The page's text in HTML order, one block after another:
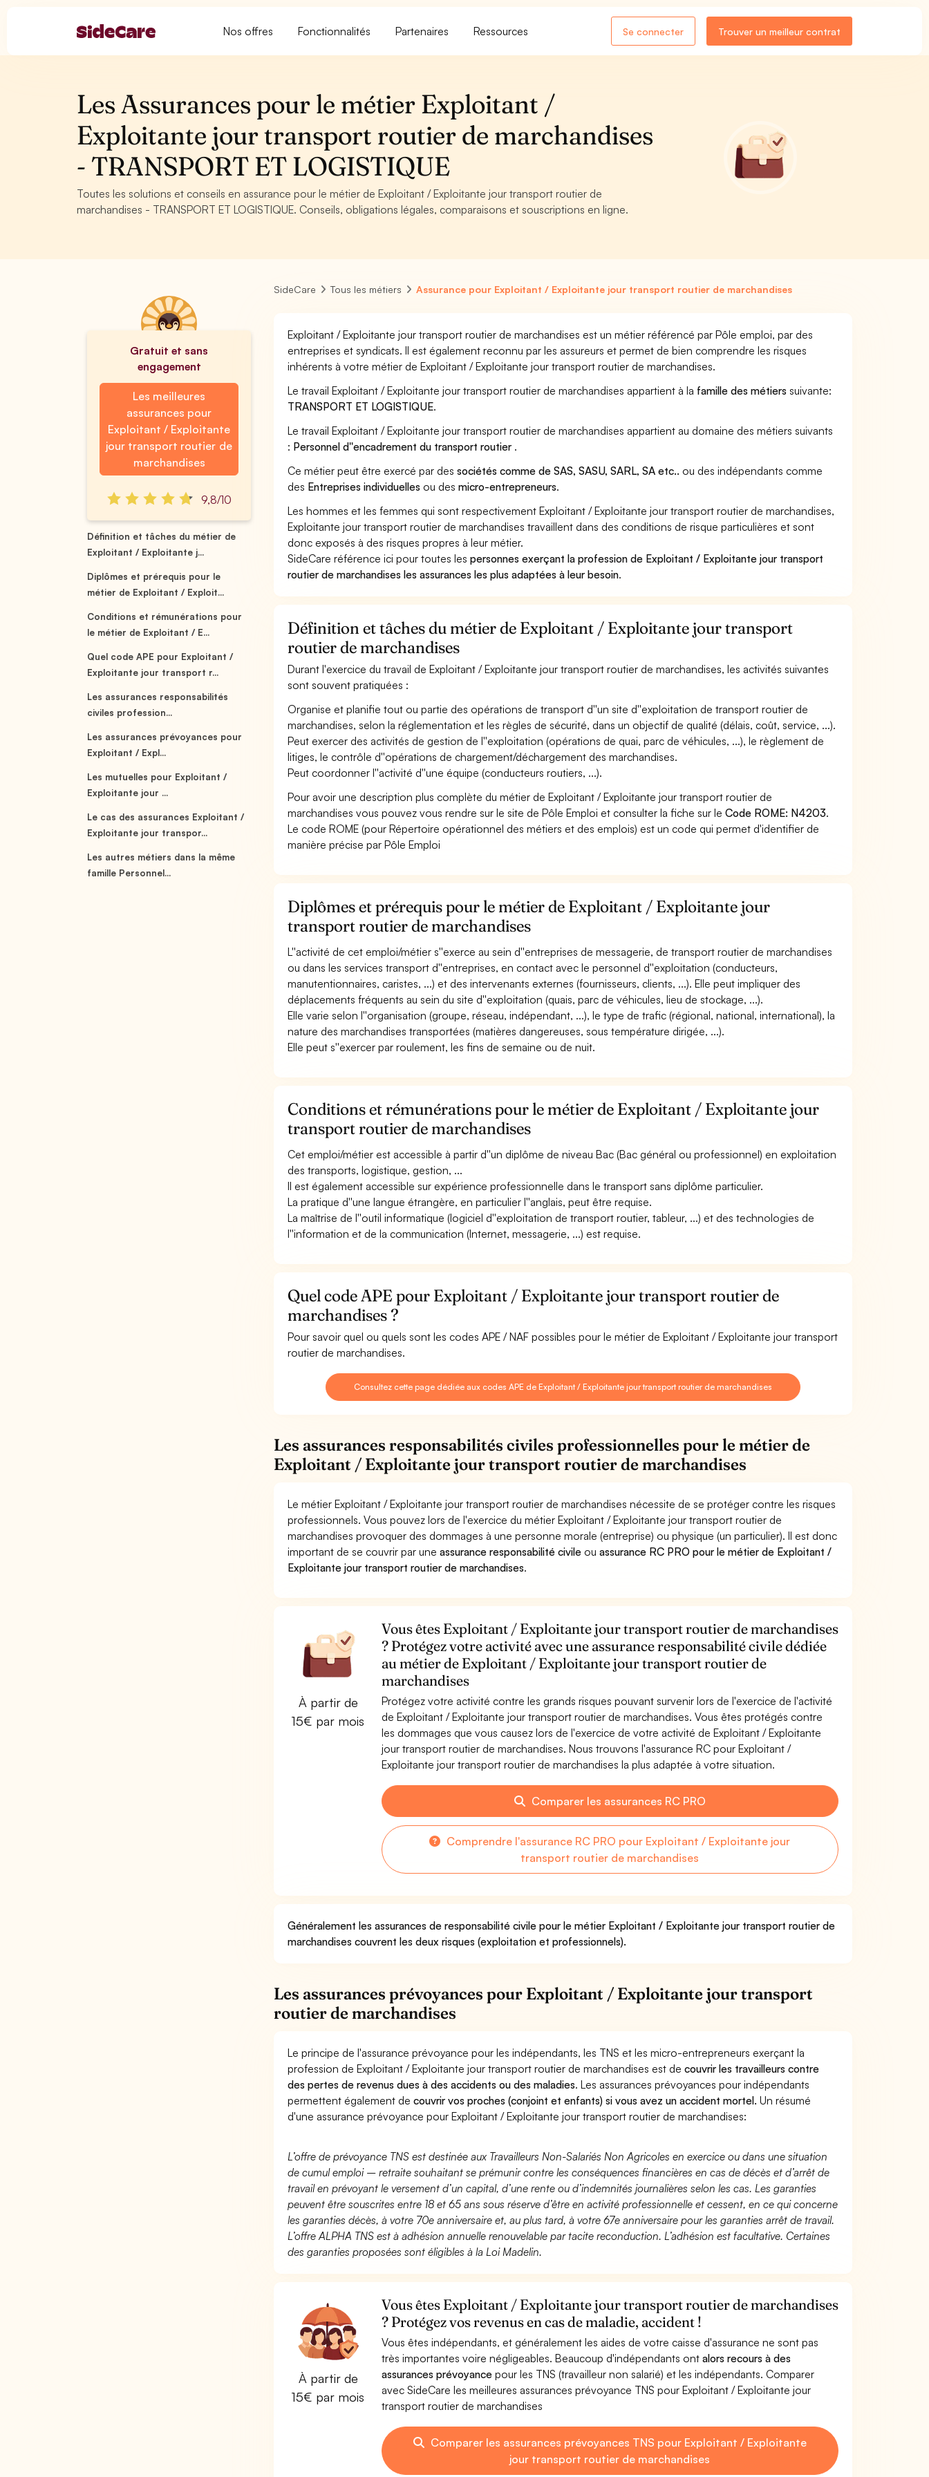
Nos offres Fonctionnalités Partenaires Ressources Se connecter Trouver un meilleur contrat
Les Assurances pour le métier Exploitant /
Exploitante jour transport routier de marchandises
- TRANSPORT ET LOGISTIQUE
Toutes les solutions et conseils en assurance pour le métier de Exploitant / Exploitante jour transport routier de
marchandises - TRANSPORT ET LOGISTIQUE. Conseils, obligations légales, comparaisons et souscriptions en ligne.
Gratuit et sans
engagement
Les meilleures
assurances pour
Exploitant / Exploitante
jour transport routier de
marchandises
9,8/10
Définition et tâches du métier de
Exploitant / Exploitante j...
Diplômes et prérequis pour le
métier de Exploitant / Exploit...
Conditions et rémunérations pour
le métier de Exploitant / E...
Quel code APE pour Exploitant /
Exploitante jour transport r...
Les assurances responsabilités
civiles profession...
Les assurances prévoyances pour
Exploitant / Expl...
Les mutuelles pour Exploitant /
Exploitante jour ...
Le cas des assurances Exploitant /
Exploitante jour transpor...
Les autres métiers dans la même
famille Personnel...
SideCare Tous les métiers Assurance pour Exploitant / Exploitante jour transport routier de marchandises
Exploitant / Exploitante jour transport routier de marchandises est un métier référencé par Pôle emploi, par des
entreprises et syndicats. Il est également reconnu par les assureurs et permet de bien comprendre les risques
inhérents à votre métier de Exploitant / Exploitante jour transport routier de marchandises.
Le travail Exploitant / Exploitante jour transport routier de marchandises appartient à la famille des métiers suivante:
TRANSPORT ET LOGISTIQUE.
Le travail Exploitant / Exploitante jour transport routier de marchandises appartient au domaine des métiers suivants
: Personnel d''encadrement du transport routier .
Ce métier peut être exercé par dessociétés comme de SAS, SASU, SARL, SA etc.. ou des indépendants comme
des Entreprises individuelles ou desmicro-entrepreneurs.
Les hommes et les femmes qui sont respectivement Exploitant / Exploitante jour transport routier de marchandises,
Exploitante jour transport routier de marchandises travaillent dans des conditions de risque particulières et sont
donc exposés à des risques propres à leur métier.
SideCare référence ici pour toutes lespersonnes exerçant la profession de Exploitant / Exploitante jour transport
routier de marchandises les assurances les plus adaptées à leur besoin.
Définition et tâches du métier de Exploitant / Exploitante jour transport
routier de marchandises
Durant l'exercice du travail de Exploitant / Exploitante jour transport routier de marchandises, les activités suivantes
sont souvent pratiquées :
Organise et planifie tout ou partie des opérations de transport d''un site d''exploitation de transport routier de
marchandises, selon la réglementation et les règles de sécurité, dans un objectif de qualité (délais, coût, service, ...).
Peut exercer des activités de gestion de l''exploitation (opérations de quai, parc de véhicules, ...), le règlement de
litiges, le contrôle d''opérations de chargement/déchargement des marchandises.
Peut coordonner l''activité d''une équipe (conducteurs routiers, ...).
Pour avoir une description plus complète du métier de Exploitant / Exploitante jour transport routier de
marchandises vous pouvez vous rendre sur le site de Pôle Emploi et consulter la fiche sur leCode ROME: N4203.
Le code ROME (pour Répertoire opérationnel des métiers et des emplois) est un code qui permet d'identifier de
manière précise par Pôle Emploi
Diplômes et prérequis pour le métier de Exploitant / Exploitante jour
transport routier de marchandises
L''activité de cet emploi/métier s''exerce au sein d''entreprises de messagerie, de transport routier de marchandises
ou dans les services transport d''entreprises, en contact avec le personnel d''exploitation (conducteurs,
manutentionnaires, caristes, ...) et des intervenants externes (fournisseurs, clients, ...). Elle peut impliquer des
déplacements fréquents au sein du site d''exploitation (quais, parc de véhicules, lieu de stockage, ...).
Elle varie selon l''organisation (groupe, réseau, indépendant, ...), le type de trafic (régional, national, international), la
nature des marchandises transportées (matières dangereuses, sous température dirigée, ...).
Elle peut s''exercer par roulement, les fins de semaine ou de nuit.
Conditions et rémunérations pour le métier de Exploitant / Exploitante jour
transport routier de marchandises
Cet emploi/métier est accessible à partir d''un diplôme de niveau Bac (Bac général ou professionnel) en exploitation
des transports, logistique, gestion, ...
Il est également accessible sur expérience professionnelle dans le transport sans diplôme particulier.
La pratique d''une langue étrangère, en particulier l''anglais, peut être requise.
La maîtrise de l''outil informatique (logiciel d''exploitation de transport routier, tableur, ...) et des technologies de
l''information et de la communication (Internet, messagerie, ...) est requise.
Quel code APE pour Exploitant / Exploitante jour transport routier de
marchandises ?
Pour savoir quel ou quels sont les codes APE / NAF possibles pour le métier de Exploitant / Exploitante jour transport
routier de marchandises.
Consultez cette page dédiée aux codes APE de Exploitant / Exploitante jour transport routier de marchandises
Les assurances responsabilités civiles professionnelles pour le métier de
Exploitant / Exploitante jour transport routier de marchandises
Le métier Exploitant / Exploitante jour transport routier de marchandises nécessite de se protéger contre les risques
professionnels. Vous pouvez lors de l'exercice du métier Exploitant / Exploitante jour transport routier de
marchandises provoquer des dommages à une personne morale (entreprise) ou physique (un particulier). Il est donc
important de se couvrir par uneassurance responsabilité civile ouassurance RC PRO pour le métier de Exploitant /
Exploitante jour transport routier de marchandises.
À partir de
15€ par mois
Vous êtes Exploitant / Exploitante jour transport routier de marchandises
? Protégez votre activité avec une assurance responsabilité civile dédiée
au métier de Exploitant / Exploitante jour transport routier de
marchandises
Protégez votre activité contre les grands risques pouvant survenir lors de l'exercice de l'activité
de Exploitant / Exploitante jour transport routier de marchandises. Vous êtes protégés contre
les dommages que vous causez lors de l'exercice de votre activité de Exploitant / Exploitante
jour transport routier de marchandises. Nous trouvons l'assurance RC pour Exploitant /
Exploitante jour transport routier de marchandises la plus adaptée à votre situation.
Comparer les assurances RC PRO
Comprendre l'assurance RC PRO pour Exploitant / Exploitante jour
transport routier de marchandises
Généralement les assurances de responsabilité civile pour le métier Exploitant / Exploitante jour transport routier de
marchandises couvrent les deux risques (exploitation et professionnels).
Les assurances prévoyances pour Exploitant / Exploitante jour transport
routier de marchandises
Le principe de l'assurance prévoyance pour les indépendants, les TNS et les micro-entrepreneurs exerçant la
profession de Exploitant / Exploitante jour transport routier de marchandises est decouvrir les travailleurs contre
des pertes de revenus dues à des accidents ou des maladies. Les assurances prévoyances pour indépendants
permettent également decouvrir vos proches (conjoint et enfants) si vous avez un accident mortel. Un résumé
d'une assurance prévoyance pour Exploitant / Exploitante jour transport routier de marchandises:
L’offre de prévoyance TNS est destinée aux Travailleurs Non-Salariés Non Agricoles en exercice ou dans une situation
de cumul emploi – retraite souhaitant se prémunir contre les conséquences financières en cas de décès et d’arrêt de
travail en prévoyant le versement d’un capital, d’une rente ou d’indemnités journalières selon les cas. Les garanties
peuvent être souscrites entre 18 et 65 ans sous réserve d’être en activité professionnelle et cessent, en ce qui concerne
les garanties décès, à votre 70e anniversaire et, au plus tard, à votre 67e anniversaire pour les garanties arrêt de travail.
L’offre ALPHA TNS est à adhésion annuelle renouvelable par tacite reconduction. L’adhésion est facultative. Certaines
des garanties proposées sont éligibles à la Loi Madelin.
À partir de
15€ par mois
Vous êtes Exploitant / Exploitante jour transport routier de marchandises
? Protégez vos revenus en cas de maladie, accident !
Vous êtes indépendants, et généralement les aides de votre caisse d'assurance ne sont pas
très importantes voire négligeables. Beaucoup d'indépendants ont alors recours à des
assurances prévoyancepour les TNS (travailleur non salarié) et les indépendants. Comparer
avec SideCare les meilleures assurances prévoyance TNS pour Exploitant / Exploitante jour
transport routier de marchandises
Comparer les assurances prévoyances TNS pour Exploitant / Exploitante
jour transport routier de marchandises